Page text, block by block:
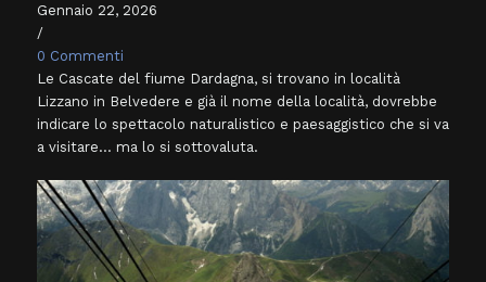
Gennaio 22, 2026
/
0 Commenti
Le Cascate del fiume Dardagna, si trovano in località
Lizzano in Belvedere e già il nome della località, dovrebbe
indicare lo spettacolo naturalistico e paesaggistico che si va
a visitare... ma lo si sottovaluta.